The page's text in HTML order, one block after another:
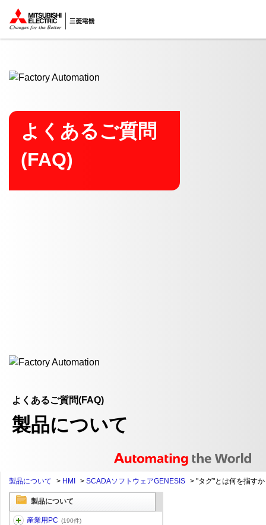
ここから本文
よくあるご質問
(FAQ)
よくあるご質問(FAQ)
製品について
製品について > HMI > SCADAソフトウェアGENESIS > "タグ"とは何を指す
製品について
産業用PC (190件)